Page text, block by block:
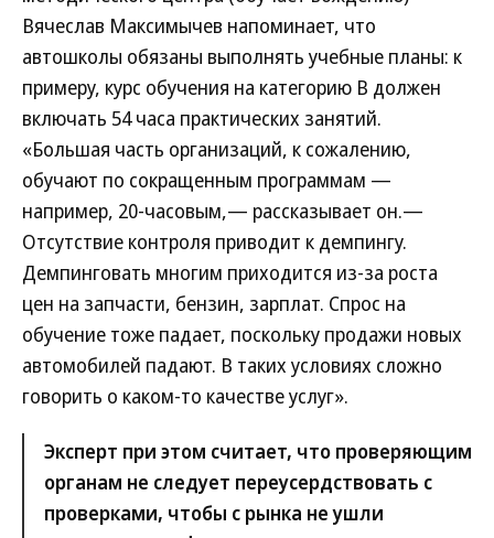
Вячеслав Максимычев напоминает, что
автошколы обязаны выполнять учебные планы: к
примеру, курс обучения на категорию B должен
включать 54 часа практических занятий.
«Большая часть организаций, к сожалению,
обучают по сокращенным программам —
например, 20-часовым,— рассказывает он.—
Отсутствие контроля приводит к демпингу.
Демпинговать многим приходится из-за роста
цен на запчасти, бензин, зарплат. Спрос на
обучение тоже падает, поскольку продажи новых
автомобилей падают. В таких условиях сложно
говорить о каком-то качестве услуг».
Эксперт при этом считает, что проверяющим
органам не следует переусердствовать с
проверками, чтобы с рынка не ушли